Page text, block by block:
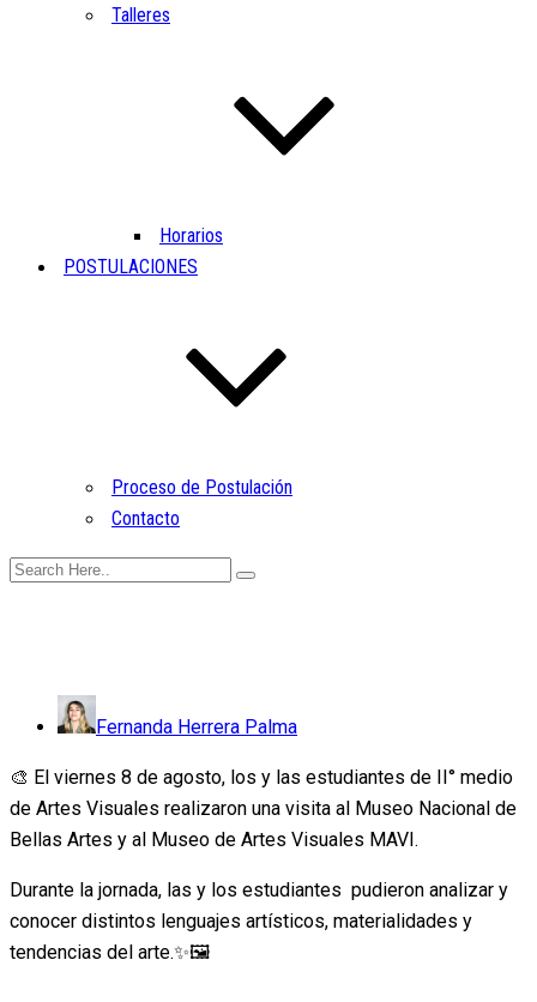
Talleres
Horarios
POSTULACIONES
Proceso de Postulación
Contacto
Fernanda Herrera Palma
🎨 El viernes 8 de agosto, los y las estudiantes de II° medio
de Artes Visuales realizaron una visita al Museo Nacional de
Bellas Artes y al Museo de Artes Visuales MAVI.
Durante la jornada, las y los estudiantes pudieron analizar y
conocer distintos lenguajes artísticos, materialidades y
tendencias del arte.✨🖼️